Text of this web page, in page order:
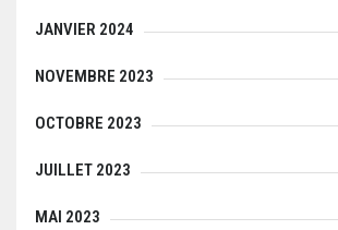
JANVIER 2024
NOVEMBRE 2023
OCTOBRE 2023
JUILLET 2023
MAI 2023